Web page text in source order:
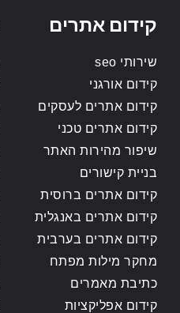
קידום אתרים
שירותי seo
קידום אורגני
קידום אתרים לעסקים
קידום אתרים טכני
שיפור מהירות האתר
בניית קישורים
קידום אתרים ברוסית
קידום אתרים באנגלית
קידום אתרים בערבית
מחקר מילות מפתח
כתיבת מאמרים
קידום אפליקציות